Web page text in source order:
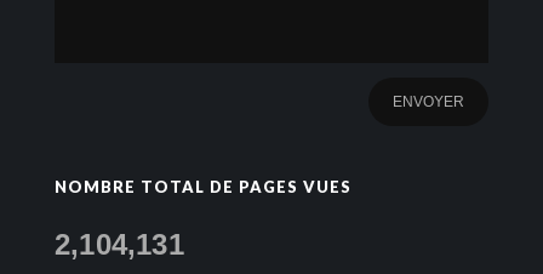
NOMBRE TOTAL DE PAGES VUES
2,104,131